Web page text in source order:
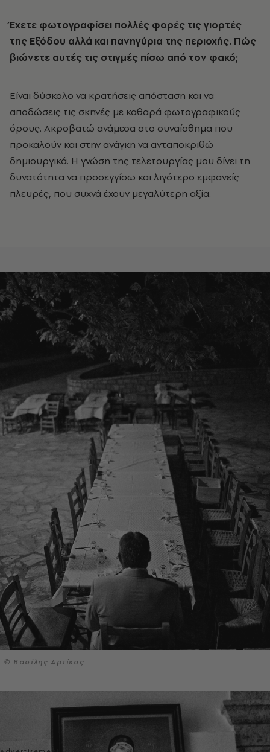
Έχετε φωτογραφίσει πολλές φορές τις γιορτές
της Εξόδου αλλά και πανηγύρια της περιοχής. Πώς
βιώνετε αυτές τις στιγμές πίσω από τον φακό;
Είναι δύσκολο να κρατήσεις απόσταση και να
αποδώσεις τις σκηνές με καθαρά φωτογραφικούς
όρους. Ακροβατώ ανάμεσα στο συναίσθημα που
προκαλούν και στην ανάγκη να ανταποκριθώ
δημιουργικά. Η γνώση της τελετουργίας μου δίνει τη
δυνατότητα να προσεγγίσω και λιγότερο εμφανείς
πλευρές, που συχνά έχουν μεγαλύτερη αξία.
© Βασίλης Αρτίκος